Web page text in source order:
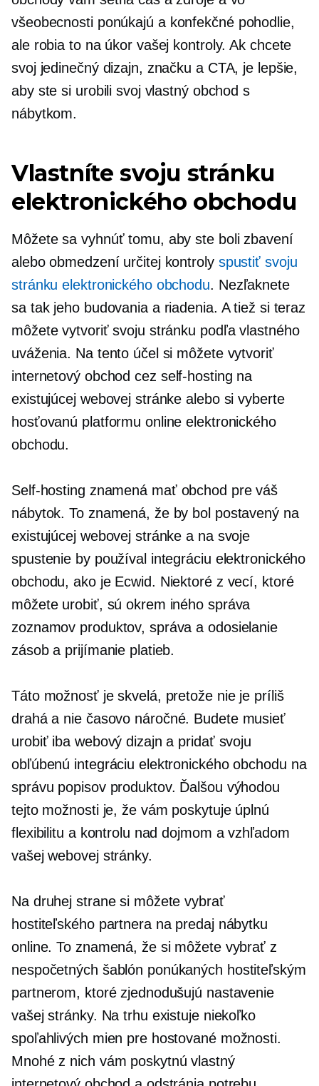
všeobecnosti ponúkajú a konfekčnépohodlie,
ale robia to na úkor vašej kontroly. Ak chcete
svoj jedinečný dizajn, značku a CTA, je lepšie,
aby ste si urobili svoj vlastný obchod s
nábytkom.
Vlastníte svoju stránku
elektronického obchodu
Môžete sa vyhnúť tomu, aby ste boli zbavení
alebo obmedzení určitej kontroly spustiť svoju
stránku elektronického obchodu. Nezľaknete
sa tak jeho budovania a riadenia. A tiež si teraz
môžete vytvoriť svoju stránku podľa vlastného
uváženia. Na tento účel si môžete vytvoriť
internetový obchod cez self-hosting na
existujúcej webovej stránke alebo si vyberte
hosťovanú platformu online elektronického
obchodu.
Self-hosting znamená mať obchod pre váš
nábytok. To znamená, že by bol postavený na
existujúcej webovej stránke a na svoje
spustenie by používal integráciu elektronického
obchodu, ako je Ecwid. Niektoré z vecí, ktoré
môžete urobiť, sú okrem iného správa
zoznamov produktov, správa a odosielanie
zásob a prijímanie platieb.
Táto možnosť je skvelá, pretože nie je príliš
drahá a nie časovo náročné. Budete musieť
urobiť iba webový dizajn a pridať svoju
obľúbenú integráciu elektronického obchodu na
správu popisov produktov. Ďalšou výhodou
tejto možnosti je, že vám poskytuje úplnú
flexibilitu a kontrolu nad dojmom a vzhľadom
vašej webovej stránky.
Na druhej strane si môžete vybrať
hostiteľského partnera na predaj nábytku
online. To znamená, že si môžete vybrať z
nespočetných šablón ponúkaných hostiteľským
partnerom, ktoré zjednodušujú nastavenie
vašej stránky. Na trhu existuje niekoľko
spoľahlivých mien pre hostované možnosti.
Mnohé z nich vám poskytnú vlastný